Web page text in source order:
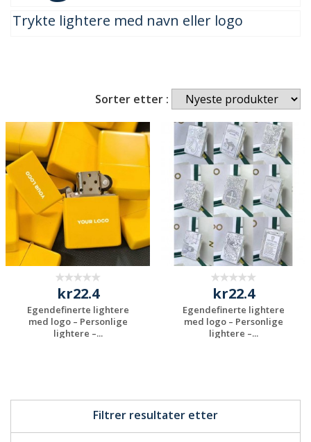
Trykte lightere med navn eller logo
Filtrer resultater etter
Sorter etter :
kr22.4
Egendefinerte lightere
med logo – Personlige
lightere –...
kr22.4
Egendefinerte lightere
med logo – Personlige
lightere –...